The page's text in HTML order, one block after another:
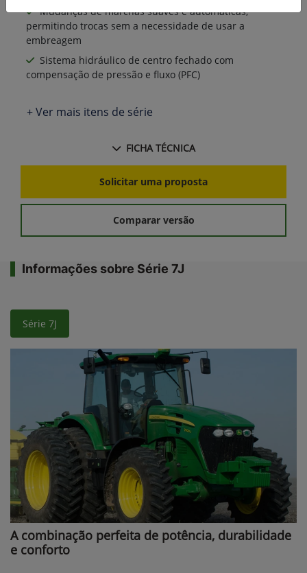
Mudanças de marchas suaves e automáticas,
permitindo trocas sem a necessidade de usar a
embreagem
Sistema hidráulico de centro fechado com
compensação de pressão e fluxo (PFC)
+ Ver mais itens de série
FICHA TÉCNICA
Solicitar uma proposta
Comparar versão
Informações sobre Série 7J
Série 7J
A combinação perfeita de potência, durabilidade
e conforto